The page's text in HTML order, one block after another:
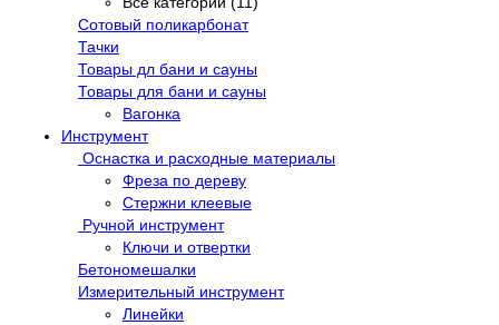
Сотовый поликарбонат
Тачки
Товары дл бани и сауны
Товары для бани и сауны
Вагонка
Инструмент
Оснастка и расходные материалы
Фреза по дереву
Стержни клеевые
Ручной инструмент
Ключи и отвертки
Бетономешалки
Измерительный инструмент
Линейки